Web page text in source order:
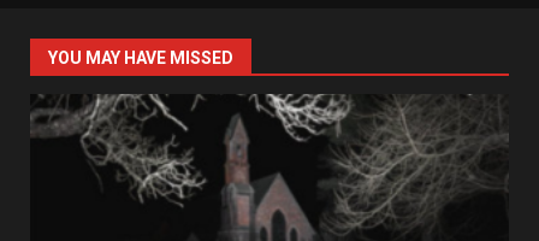
YOU MAY HAVE MISSED